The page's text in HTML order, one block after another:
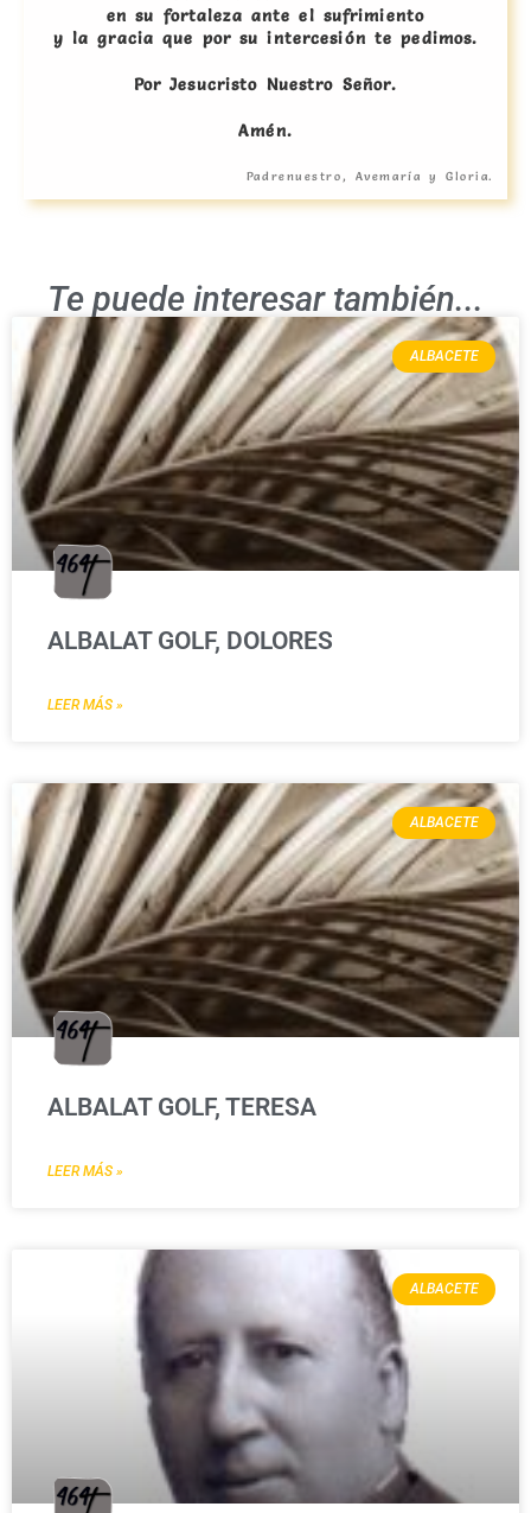
en su fortaleza ante el sufrimiento
y la gracia que por su intercesión te pedimos.
Por Jesucristo Nuestro Señor.
Amén.
Padrenuestro, Avemaría y Gloria.
Te puede interesar también...
ALBACETE
ALBALAT GOLF, DOLORES
LEER MÁS »
ALBACETE
ALBALAT GOLF, TERESA
LEER MÁS »
ALBACETE